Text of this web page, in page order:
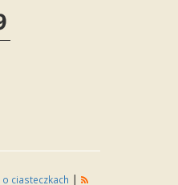
ciasteczkach |